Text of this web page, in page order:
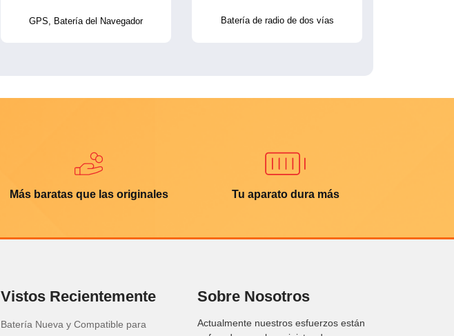
GPS, Batería del Navegador Batería de radio de dos vías
Más baratas que las originales Tu aparato dura más
Vistos Recientemente
Batería Nueva y Compatible para
Sobre Nosotros
Actualmente nuestros esfuerzos están